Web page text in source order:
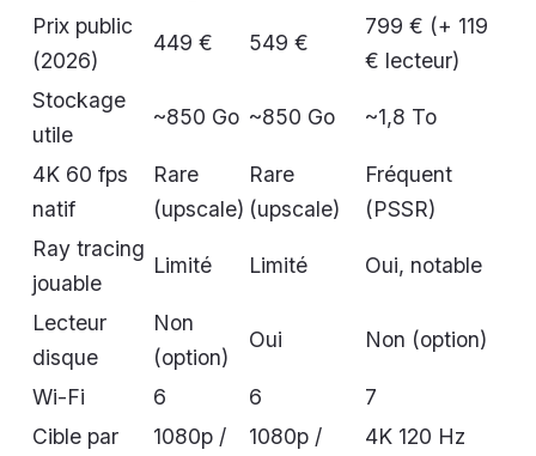
Prix public
(2026)
449 € 549 €
799 € (+ 119
€ lecteur)
Stockage
utile
~850 Go ~850 Go ~1,8 To
4K 60 fps
natif
Rare
(upscale)
Rare
(upscale)
Fréquent
(PSSR)
Ray tracing
jouable
Limité Limité Oui, notable
Lecteur
disque
Non
(option)
Oui Non (option)
Wi-Fi 6 6
7
Cible par
1080p /
1080p /
4K 120 Hz